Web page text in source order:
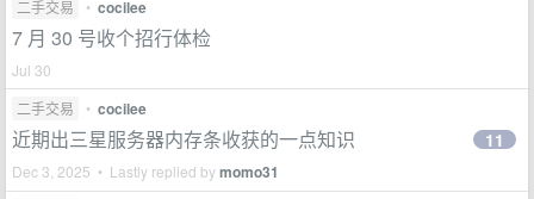
二手交易 • cocilee
7 月 30 号收个招行体检
Jul 30
二手交易
• cocilee
近期出三星服务器内存条收获的一点知识
Dec 3, 2025 • Lastly replied bymomo31
11